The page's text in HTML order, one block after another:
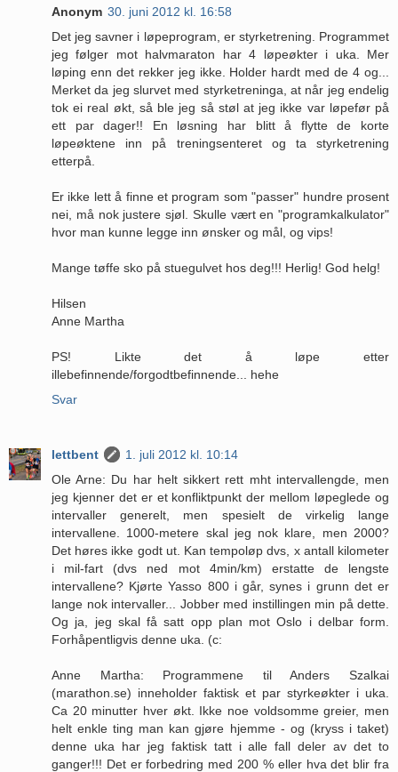
Anonym 30. juni 2012 kl. 16:58
Det jeg savner i løpeprogram, er styrketrening. Programmet
jeg følger mot halvmaraton har 4 løpeøkter i uka. Mer
løping enn det rekker jeg ikke. Holder hardt med de 4 og...
Merket da jeg slurvet med styrketreninga, at når jeg endelig
tok ei real økt, så ble jeg så støl at jeg ikke var løpefør på
ett par dager!! En løsning har blitt å flytte de korte
løpeøktene inn på treningsenteret og ta styrketrening
etterpå.
Er ikke lett å finne et program som "passer" hundre prosent
nei, må nok justere sjøl. Skulle vært en "programkalkulator"
hvor man kunne legge inn ønsker og mål, og vips!
Mange tøffe sko på stuegulvet hos deg!!! Herlig! God helg!
Hilsen
Anne Martha
PS! Likte det å løpe etter
illebefinnende/forgodtbefinnende... hehe
Svar
lettbent
1. juli 2012 kl. 10:14
Ole Arne: Du har helt sikkert rett mht intervallengde, men
jeg kjenner det er et konfliktpunkt der mellom løpeglede og
intervaller generelt, men spesielt de virkelig lange
intervallene. 1000-metere skal jeg nok klare, men 2000?
Det høres ikke godt ut. Kan tempoløp dvs, x antall kilometer
i mil-fart (dvs ned mot 4min/km) erstatte de lengste
intervallene? Kjørte Yasso 800 i går, synes i grunn det er
lange nok intervaller... Jobber med instillingen min på dette.
Og ja, jeg skal få satt opp plan mot Oslo i delbar form.
Forhåpentligvis denne uka. (c:
Anne Martha: Programmene til Anders Szalkai
(marathon.se) inneholder faktisk et par styrkeøkter i uka.
Ca 20 minutter hver økt. Ikke noe voldsomme greier, men
helt enkle ting man kan gjøre hjemme - og (kryss i taket)
denne uka har jeg faktisk tatt i alle fall deler av det to
ganger!!! Det er forbedring med 200 % eller hva det blir fra